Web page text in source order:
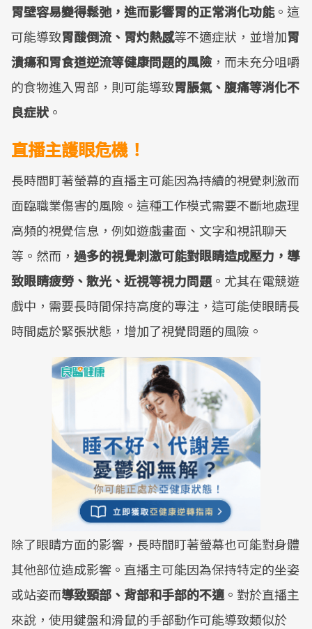
胃壁容易變得鬆弛，進而影響胃的正常消化功能。這
可能導致胃酸倒流、胃灼熱感等不適症狀，並增加胃
潰瘍和胃食道逆流等健康問題的風險，而未充分咀嚼
的食物進入胃部，則可能導致胃脹氣、腹痛等消化不
良症狀 。
直播主護眼危機！
長時間盯著螢幕的直播主可能因為持續的視覺刺激而
面臨職業傷害的風險。這種工作模式需要不斷地處理
高頻的視覺信息，例如遊戲畫面、文字和視訊聊天
等。然而， 過多的視覺刺激可能對眼睛造成壓力，導
致眼睛疲勞、散光、近視等視力問題。尤其在電競遊
戲中，需要長時間保持高度的專注，這可能使眼睛長
時間處於緊張狀態，增加了視覺問題的風險。
除了眼睛方面的影響，長時間盯著螢幕也可能對身體
其他部位造成影響。直播主可能因為保持特定的坐姿
或站姿而導致頸部、背部和手部的不適。對於直播主
來說，使用鍵盤和滑鼠的手部動作可能導致類似於